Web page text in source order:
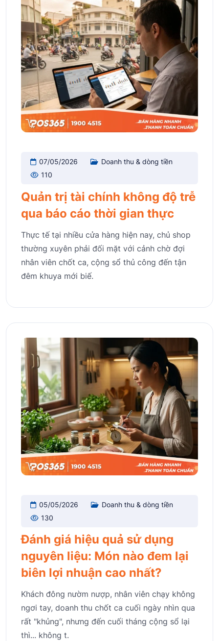
07/05/2026
Doanh thu & dòng tiền
110
Quản trị tài chính không độ trễ
qua báo cáo thời gian thực
Thực tế tại nhiều cửa hàng hiện nay, chủ shop
thường xuyên phải đối mặt với cảnh chờ đợi
nhân viên chốt ca, cộng sổ thủ công đến tận
đêm khuya mới biế.
05/05/2026
Doanh thu & dòng tiền
130
Đánh giá hiệu quả sử dụng
nguyên liệu: Món nào đem lại
biên lợi nhuận cao nhất?
Khách đông nườm nượp, nhân viên chạy không
ngơi tay, doanh thu chốt ca cuối ngày nhìn qua
rất "khủng", nhưng đến cuối tháng cộng sổ lại
thì... không t.